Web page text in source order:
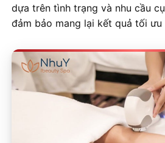
dựa trên tình trạng và nhu cầu
đảm bảo mang lại kết quả tối ưu